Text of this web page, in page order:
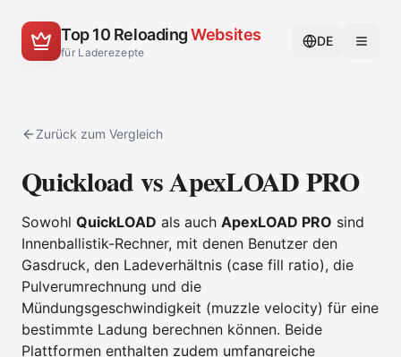
Top 10 ReloadingWebsites
für Laderezepte
DE
Zurück zum Vergleich
Quickload vs ApexLOAD PRO
Sowohl QuickLOAD als auch ApexLOAD PRO sind
Innenballistik-Rechner, mit denen Benutzer den
Gasdruck, den Ladeverhältnis (case fill ratio), die
Pulverumrechnung und die
Mündungsgeschwindigkeit (muzzle velocity) für eine
bestimmte Ladung berechnen können. Beide
Plattformen enthalten zudem umfangreiche